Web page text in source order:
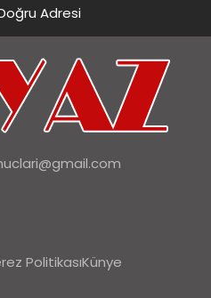
Adresi
PolitikasıKünye